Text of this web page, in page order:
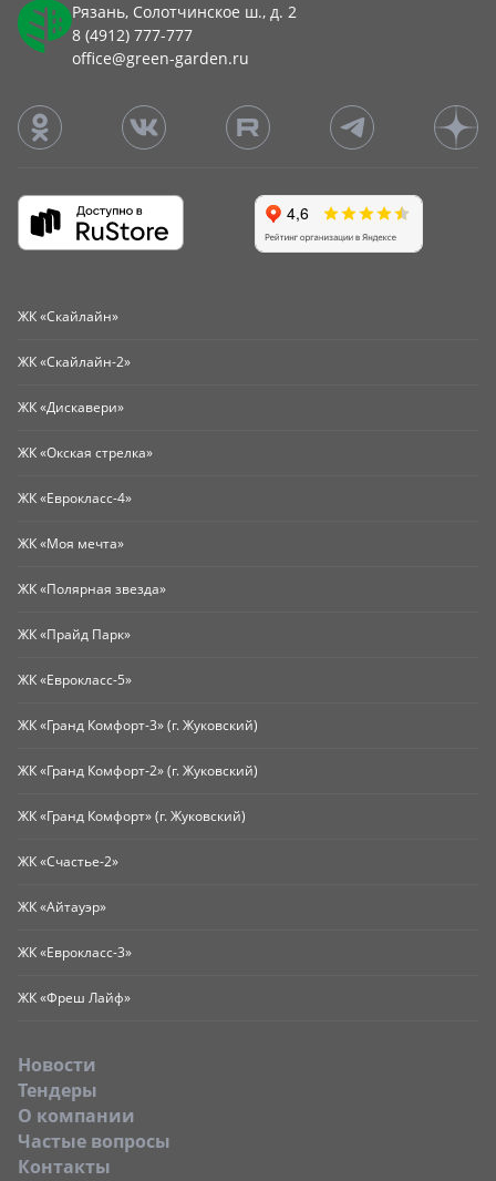
Рязань, Солотчинское ш., д. 2
8 (4912) 777-777
office@green-garden.ru
ЖК «Скайлайн»
ЖК «Скайлайн-2»
ЖК «Дискавери»
ЖК «Окская стрелка»
ЖК «Еврокласс-4»
ЖК «Моя мечта»
ЖК «Полярная звезда»
ЖК «Прайд Парк»
ЖК «Еврокласс-5»
ЖК «Гранд Комфорт-3» (г. Жуковский)
ЖК «Гранд Комфорт-2» (г. Жуковский)
ЖК «Гранд Комфорт» (г. Жуковский)
ЖК «Счастье-2»
ЖК «Айтауэр»
ЖК «Еврокласс-3»
ЖК «Фреш Лайф»
Новости
Тендеры
O компании
Частые вопросы
Контакты